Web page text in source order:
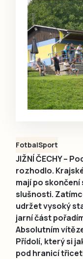
FotbalSport
JIŽNÍ ČECHY –
rozhodlo.
mají po
slušnosti.
udržet vysoký
jarní část
Absolutním
Přídolí, který si
pod hranicí